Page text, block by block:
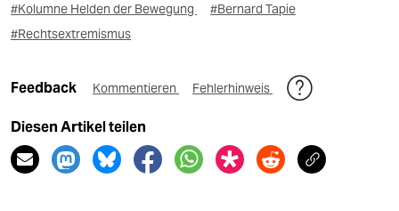
#Kolumne Helden der Bewegung
#Bernard Tapie
#Rechtsextremismus
Feedback Kommentieren Fehlerhinweis
Diesen Artikel teilen